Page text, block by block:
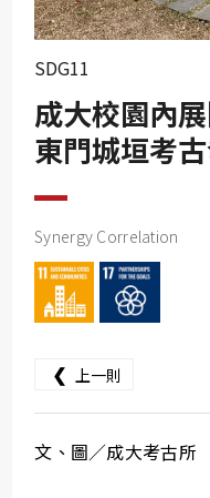
SDG11
成大校園內
東門城垣考
Synergy Correlation
❮ 上一則
文、圖／成大考古所